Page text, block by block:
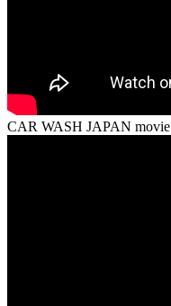
CAR WASH JAPAN movie